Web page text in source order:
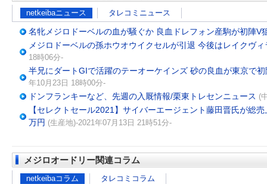
netkeibaニュース タレコミニュース
名牝メジロドーベルの血が騒ぐか 良血ドレフォン産駒が初陣V
メジロドーベルの孫ホウオウイクセルが引退 今後はレイクヴ
18時06分-
半兄にダートGIで活躍のテーオーケインズ 砂の良血が東京で
年10月23日 18時00分-
ドンフランキーなど、先週の入厩情報/栗東トレセンニュース (
【セレクトセール2021】サイバーエージェント藤田晋氏が
万円 (生産地)-2021年07月13日 21時51分-
メジロオードリー関連コラム
netkeibaコラム タレコミコラム